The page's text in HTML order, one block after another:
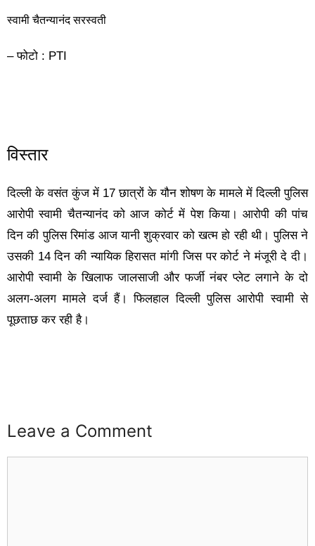
स्वामी चैतन्यानंद सरस्वती
– फोटो : PTI
विस्तार
दिल्ली के वसंत कुंज में 17 छात्रों के यौन शोषण के मामले में दिल्ली पुलिस
आरोपी स्वामी चैतन्यानंद को आज कोर्ट में पेश किया। आरोपी की पांच
दिन की पुलिस रिमांड आज यानी शुक्रवार को खत्म हो रही थी। पुलिस ने
उसकी 14 दिन की न्यायिक हिरासत मांगी जिस पर कोर्ट ने मंजूरी दे दी।
आरोपी स्वामी के खिलाफ जालसाजी और फर्जी नंबर प्लेट लगाने के दो
अलग-अलग मामले दर्ज हैं। फिलहाल दिल्ली पुलिस आरोपी स्वामी से
पूछताछ कर रही है।
Leave a Comment